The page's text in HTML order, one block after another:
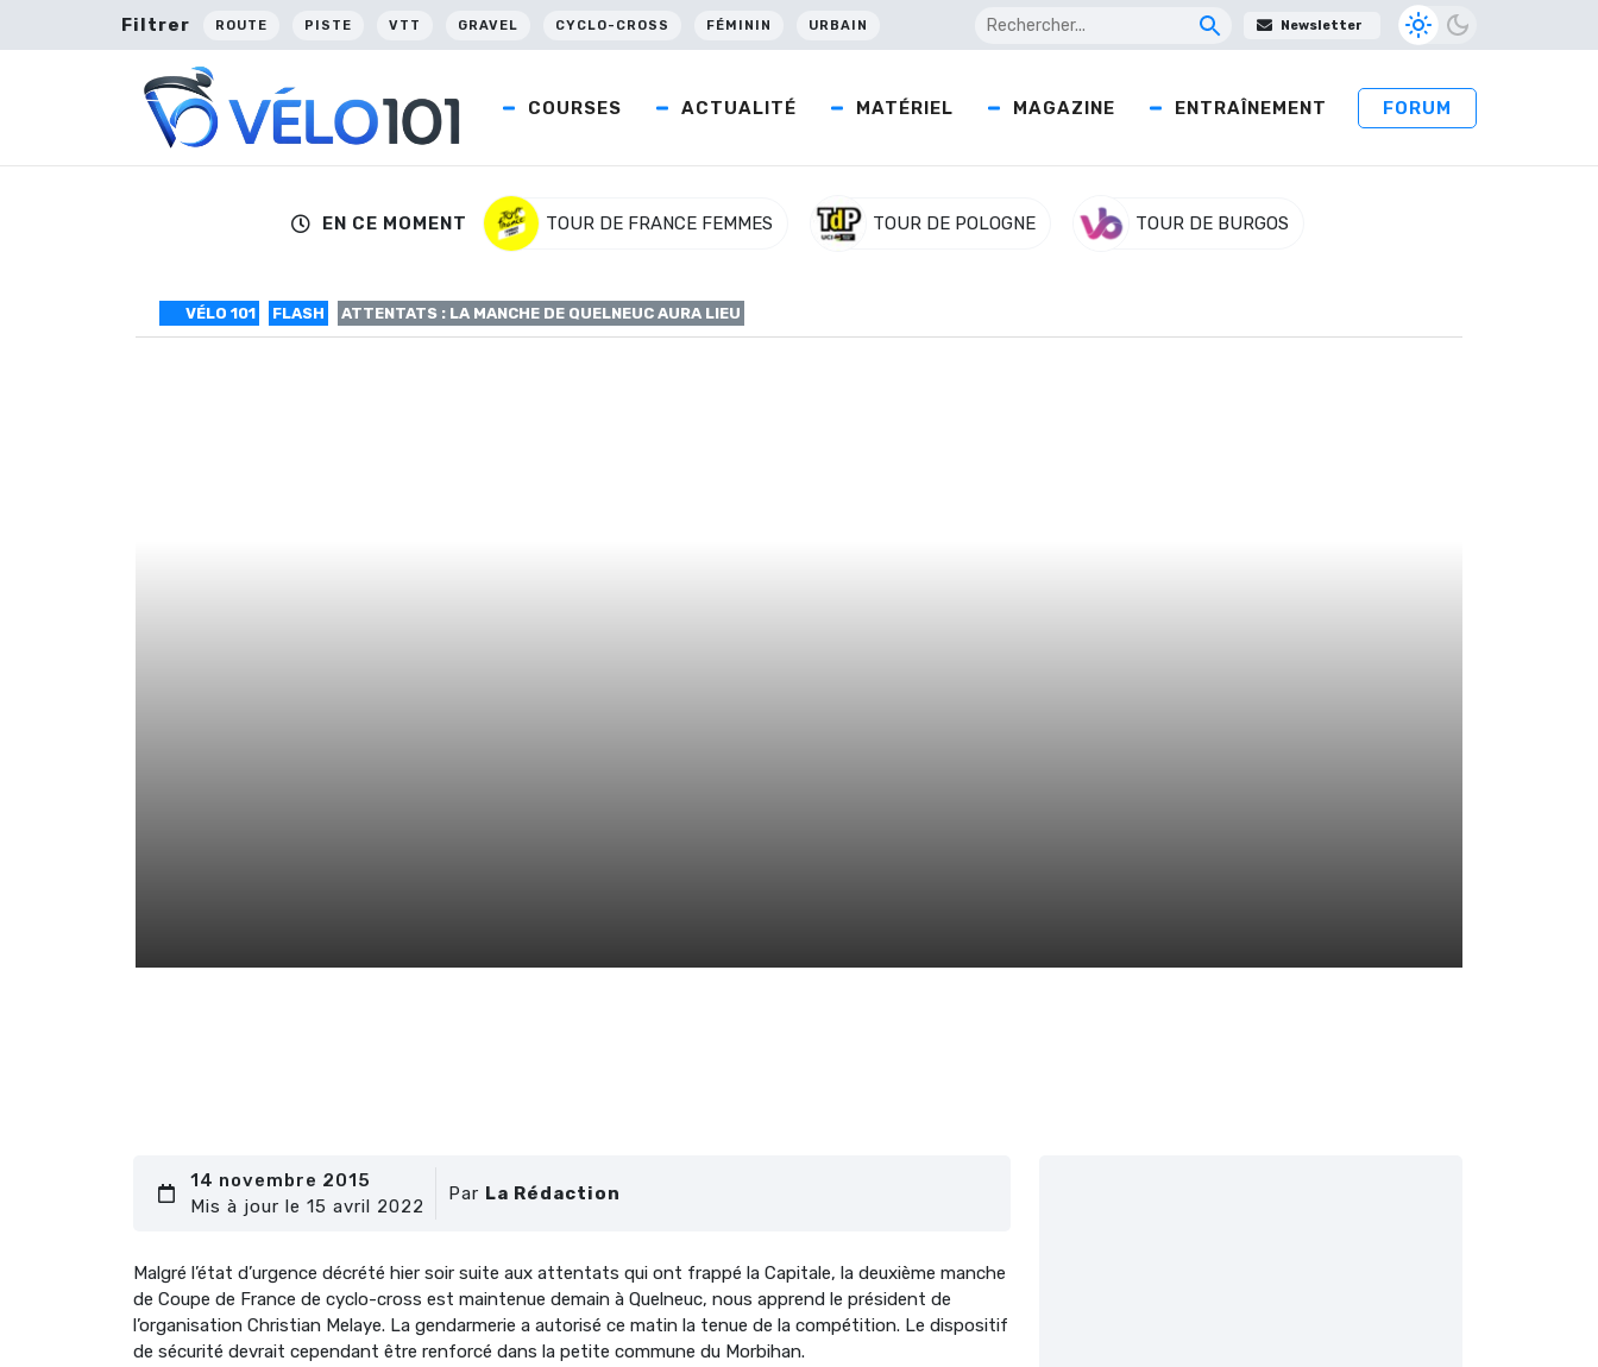
Filtrer ROUTE PISTE VTT GRAVEL CYCLO-CROSS FÉMININ URBAIN Newsletter
COURSES ACTUALITÉ MATÉRIEL MAGAZINE ENTRAÎNEMENT FORUM
EN CE MOMENT TOUR DE FRANCE FEMMES TOUR DE POLOGNE TOUR DE BURGOS
VÉLO 101 FLASH ATTENTATS : LA MANCHE DE QUELNEUC AURA LIEU
14 novembre 2015
Mis à jour le 15 avril 2022
Par La Rédaction
Malgré l’état d’urgence décrété hier soir suite aux attentats qui ont frappé la Capitale, la deuxième manche
de Coupe de France de cyclo-cross est maintenue demain à Quelneuc, nous apprend le président de
l’organisation Christian Melaye. La gendarmerie a autorisé ce matin la tenue de la compétition. Le dispositif
de sécurité devrait cependant être renforcé dans la petite commune du Morbihan.